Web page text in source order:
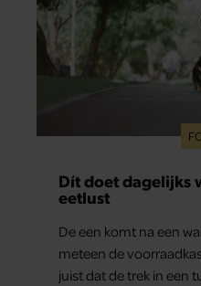
Dít doet dagelijks
eetlust
De een komt na een
meteen de
juist dat de trek in een